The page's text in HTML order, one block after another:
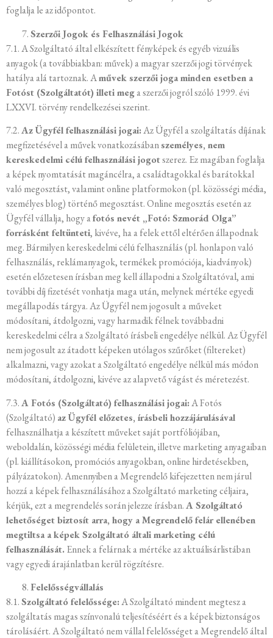
foglalja le az időpontot.
Szerzői Jogok és Felhasználási Jogok
7.1. A Szolgáltató által elkészített fényképek és egyéb vizuális
anyagok (a továbbiakban: művek) a magyar szerzői jogi törvények
hatálya alá tartoznak. Aművek szerzői joga minden esetben a
Fotóst (Szolgáltatót) illeti mega szerzői jogról szóló 1999. évi
LXXVI. törvény rendelkezései szerint.
7.2.Az Ügyfél felhasználási jogai:Az Ügyfél a szolgáltatás díjának
megfizetésével a művek vonatkozásábanszemélyes, nem
kereskedelmi célú felhasználási jogotszerez. Ez magában foglalja
a képek nyomtatását magáncélra, a családtagokkal és barátokkal
való megosztást, valamint online platformokon (pl. közösségi média,
személyes blog) történő megosztást. Online megosztás esetén az
Ügyfél vállalja, hogy afotós nevét „Fotó: Szmorád Olga”
forrásként feltünteti, kivéve, ha a felek ettől eltérően állapodnak
meg. Bármilyen kereskedelmi célú felhasználás (pl. honlapon való
felhasználás, reklámanyagok, termékek promóciója, kiadványok)
esetén előzetesen írásban meg kell állapodni a Szolgáltatóval, ami
további díj fizetését vonhatja maga után, melynek mértéke egyedi
megállapodás tárgya. Az Ügyfél nem jogosult a műveket
módosítani, átdolgozni, vagy harmadik félnek továbbadni
kereskedelmi célra a Szolgáltató írásbeli engedélye nélkül. Az Ügyfél
nem jogosult az átadott képeken utólagos szűrőket (filtereket)
alkalmazni, vagy azokat a Szolgáltató engedélye nélkül más módon
módosítani, átdolgozni, kivéve az alapvető vágást és méretezést.
7.3.A Fotós (Szolgáltató) felhasználási jogai:A Fotós
(Szolgáltató) az Ügyfél előzetes, írásbeli hozzájárulásával
felhasználhatja a készített műveket saját portfóliójában,
weboldalán, közösségi média felületein, illetve marketing anyagaiban
(pl. kiállításokon, promóciós anyagokban, online hirdetésekben,
pályázatokon). Amennyiben a Megrendelő kifejezetten nem járul
hozzá a képek felhasználásához a Szolgáltató marketing céljaira,
kérjük, ezt a megrendelés során jelezze írásban.A Szolgáltató
lehetőséget biztosít arra, hogy a Megrendelő felár ellenében
megtiltsa a képek Szolgáltató általi marketing célú
felhasználását.Ennek a felárnak a mértéke az aktuálisárlistában
vagy egyedi árajánlatban kerül rögzítésre.
Felelősségvállalás
8.1.Szolgáltató felelőssége:A Szolgáltató mindent megtesz a
szolgáltatás magas színvonalú teljesítéséért és a képek biztonságos
tárolásáért. A Szolgáltató nem vállal felelősséget a Megrendelő által